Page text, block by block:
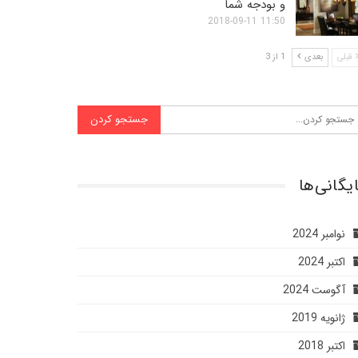
و بودجه شما
11:50 2018-09-11
قبلی بعدی 1 از 3
نوامبر 2024
اکتبر 2024
آگوست 2024
ژانویه 2019
اکتبر 2018